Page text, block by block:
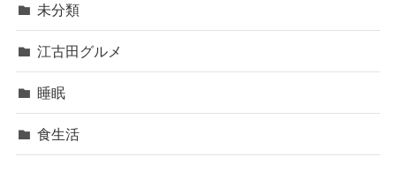
未分類
江古田グルメ
睡眠
食生活